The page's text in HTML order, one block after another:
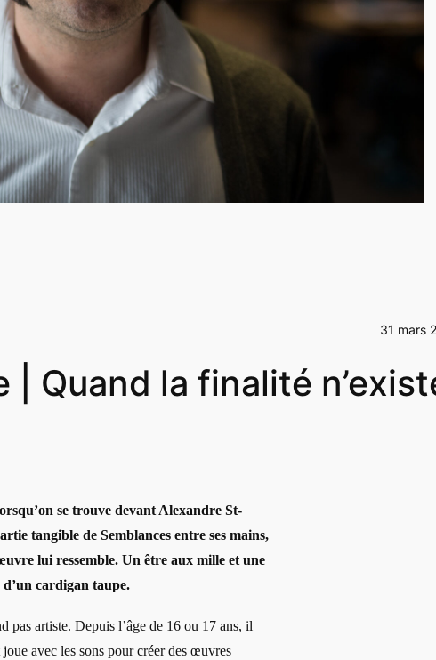
31 mars
| Quand la finalité
se trouve devant Alexandre St-
tangible de Semblances entre ses mains,
lui ressemble. Un être aux mille et une
d’un cardigan taupe.
pas artiste. Depuis l’âge de 16 ou 17 ans, il
avec les sons pour créer des œuvres